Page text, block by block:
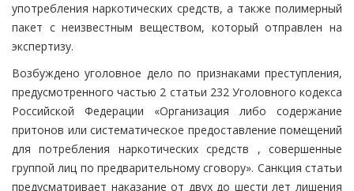
употребления наркотических средств, а также полимерный
пакет с неизвестным веществом, который отправлен на
экспертизу.
Возбуждено уголовное дело по признаками преступления,
предусмотренного частью 2 статьи 232 Уголовного кодекса
Российской Федерации «Организация либо содержание
притонов или систематическое предоставление помещений
для потребления наркотических средств , совершенные
группой лиц по предварительному сговору». Санкция статьи
предусматривает наказание от двух до шести лет лишения